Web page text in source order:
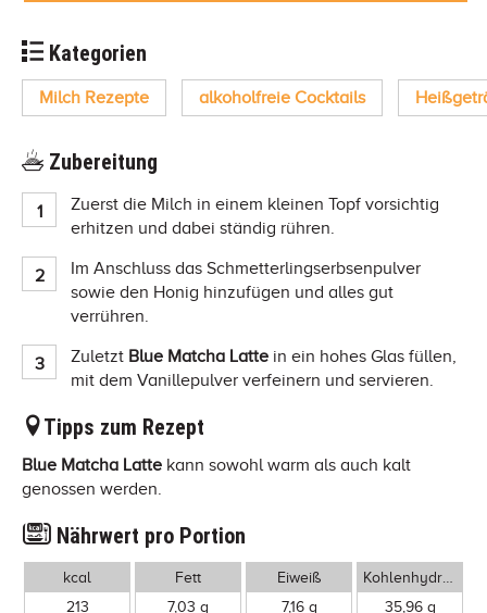
Kategorien
Milch Rezepte alkoholfreie Cocktails
Zubereitung
Zuerst die Milch in einem kleinen Topf vorsichtig
erhitzen und dabei ständig rühren.
Im Anschluss das Schmetterlingserbsenpulver
sowie den Honig hinzufügen und alles gut
verrühren.
Zuletzt Blue Matcha Latte in ein hohes Glas füllen,
mit dem Vanillepulver verfeinern und servieren.
Tipps zum Rezept
Blue Matcha Latte kann sowohl warm als auch kalt
genossen werden.
Nährwert pro Portion
kcal
213
Fett
7,03 g
Eiweiß
7,16 g
Kohlenhydrate
35,96 g